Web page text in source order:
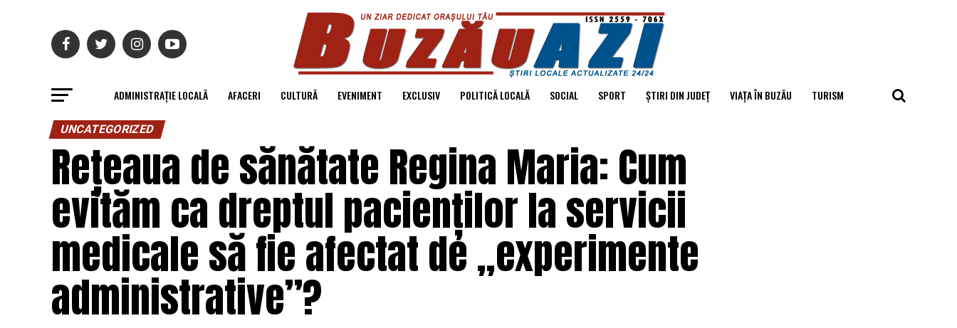
ADMINISTRAȚIE LOCALĂ AFACERI CULTURĂ EVENIMENT EXCLUSIV POLITICĂ LOCALĂ SOCIAL SPORT ȘTIRI DIN JUDEȚ VIAȚA ÎN BUZĂU TURISM
UNCATEGORIZED
Rețeaua de sănătate Regina Maria: Cum
evităm ca dreptul pacienților la servicii
medicale să fie afectat de „experimente
administrative”?